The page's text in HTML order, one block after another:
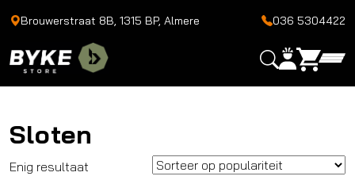
Brouwerstraat 8B, 1315 BP, Almere 036 5304422
Sloten
Enig resultaat